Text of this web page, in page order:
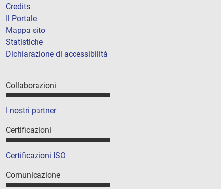
Credits
Il Portale
Mappa sito
Statistiche
Dichiarazione di accessibilità
Collaborazioni
I nostri partner
Certificazioni
Certificazioni ISO
Comunicazione